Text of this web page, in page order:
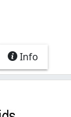
Info